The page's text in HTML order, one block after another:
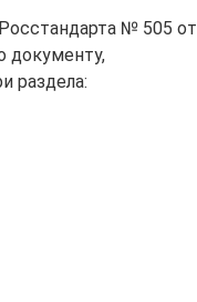
№ 505 от
документу,
раздела: